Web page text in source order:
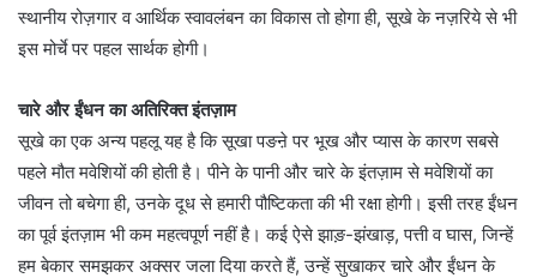
स्थानीय रोज़गार व आर्थिक स्वावलंबन का विकास तो होगा ही, सूखे के नज़रिये से भी
इस मोर्चे पर पहल सार्थक होगी।
चारे और ईंधन का अतिरिक्त इंतज़ाम
सूखे का एक अन्य पहलू यह है कि सूखा पङऩे पर भूख और प्यास के कारण सबसे
पहले मौत मवेशियों की होती है। पीने के पानी और चारे के इंतज़ाम से मवेशियों का
जीवन तो बचेगा ही, उनके दूध से हमारी पौष्टिकता की भी रक्षा होगी। इसी तरह ईंधन
का पूर्व इंतज़ाम भी कम महत्वपूर्ण नहीं है। कई ऐसे झाङ़-झंखाड़, पत्ती व घास, जिन्हें
हम बेकार समझकर अक्सर जला दिया करते हैं, उन्हें सुखाकर चारे और ईंधन के